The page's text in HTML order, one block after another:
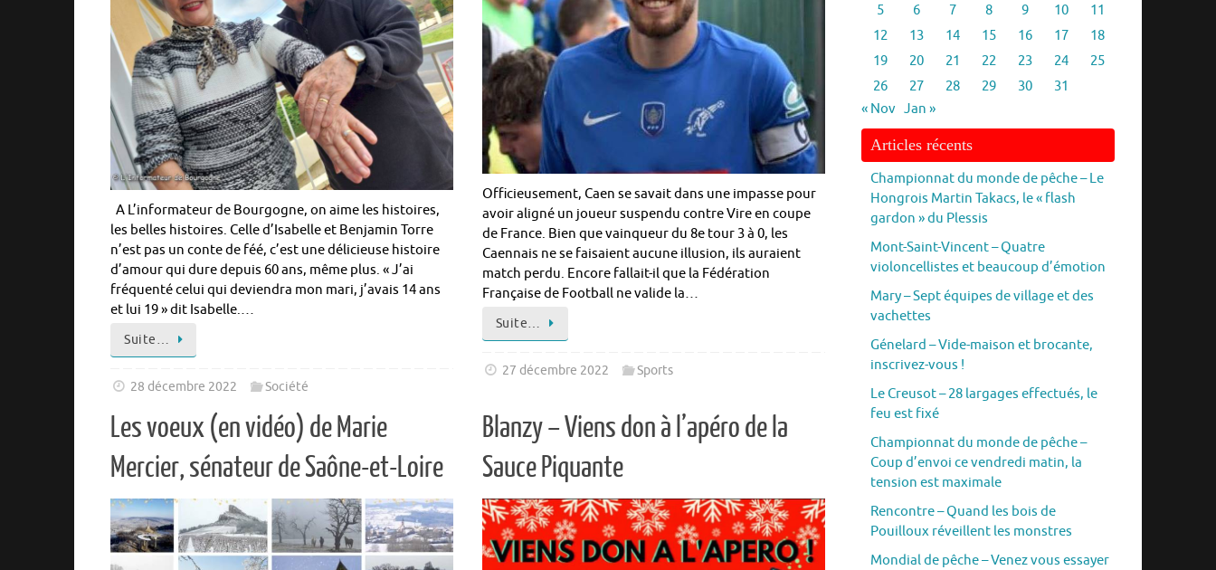
A L’informateur de Bourgogne, on aime les histoires,
les belles histoires. Celle d’Isabelle et Benjamin Torre
n’est pas un conte de féé, c’est une délicieuse histoire
d’amour qui dure depuis 60 ans, même plus. « J’ai
fréquenté celui qui deviendra mon mari, j’avais 14 ans
et lui 19 » dit Isabelle.…
Suite…
28 décembre 2022 Société
Officieusement, Caen se savait dans une impasse pour
avoir aligné un joueur suspendu contre Vire en coupe
de France. Bien que vainqueur du 8e tour 3 à 0, les
Caennais ne se faisaient aucune illusion, ils auraient
match perdu. Encore fallait-il que la Fédération
Française de Football ne valide la…
Suite…
27 décembre 2022 Sports
Les voeux (en vidéo) de Marie
Mercier, sénateur de Saône-et-Loire
Blanzy – Viens don à l’apéro de la
Sauce Piquante
5
6 7 8 9 10
11
12
13 14 15 16 17
18
19
20 21 22 23 24
25
26
27 28 29 30
31
« Nov Jan »
Articles récents
Championnat du monde de pêche – Le
Hongrois Martin Takacs, le « flash
gardon » du Plessis
Mont-Saint-Vincent – Quatre
violoncellistes et beaucoup d’émotion
Mary – Sept équipes de village et des
vachettes
Génelard – Vide-maison et brocante,
inscrivez-vous !
Le Creusot – 28 largages effectués, le
feu est fixé
Championnat du monde de pêche –
Coup d’envoi ce vendredi matin, la
tension est maximale
Rencontre – Quand les bois de
Pouilloux réveillent les monstres
Mondial de pêche – Venez vous essayer